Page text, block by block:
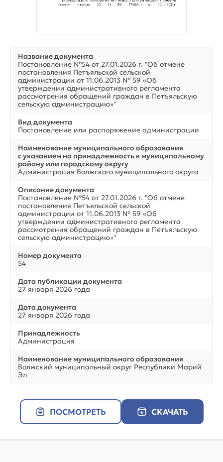
Название документа
Постановление №54 от 27.01.2026 г. "Об отмене
постановления Петъяльской сельской
администрации от 11.06.2013 № 59 «Об
утверждении административного регламента
рассмотрения обращений граждан в Петъяльскую
сельскую администрацию»"
Вид документа
Постановление или распоряжение администрации
Наименование муниципального образования
с указанием на принадлежность к муниципальному
району или городскому округу
Администрация Волжского муниципального округа
Описание документа
Постановление №54 от 27.01.2026 г. "Об отмене
постановления Петъяльской сельской
администрации от 11.06.2013 № 59 «Об
утверждении административного регламента
рассмотрения обращений граждан в Петъяльскую
сельскую администрацию»"
Номер документа
54
Дата публикации документа
27 января 2026 года
Дата документа
27 января 2026 года
Принадлежность
Администрация
Наименование муниципального образования
Волжский муниципальный округ Республики Марий
Эл
ПОСМОТРЕТЬ СКАЧАТЬ